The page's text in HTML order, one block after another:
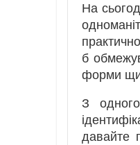
На
б
форми
З
давайте